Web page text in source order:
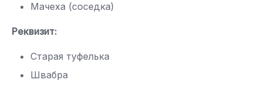
Мачеха (соседка)
Реквизит:
Старая туфелька
Швабра